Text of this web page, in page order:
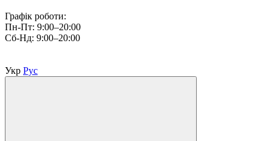
Графік роботи:
Пн-Пт: 9:00–20:00
Сб-Нд: 9:00–20:00
Укр Рус